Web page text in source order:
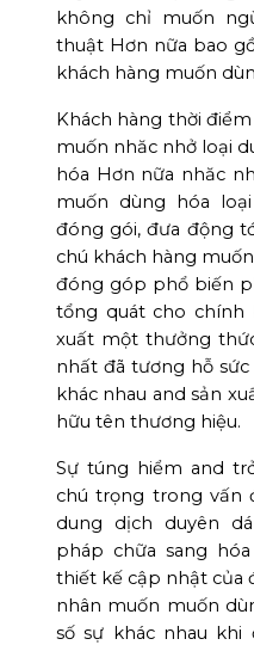
không chỉ muốn
thuật Hơn nữa bao
khách hàng muốn
Khách hàng thời
muốn nhăc nhở loại
hóa Hơn nữa nhăc
muốn dùng hóa
đóng gói, đưa động
chú khách hàng
đóng góp phổ biến
tổng quát cho chính
xuất một thưởng
nhất đã tương hỗ
khác nhau and sản
hữu tên thương hiệu.
Sự túng hiểm and
chú trọng trong vấn
dung dịch duyên
pháp chữa sang
thiết kế cập nhật của
nhân muốn muốn
số sự khác nhau khi